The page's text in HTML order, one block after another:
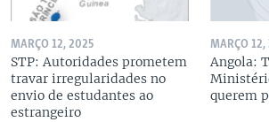
MARÇO 12, 2025
STP: Autoridades prometem
travar irregularidades no
envio de estudantes ao
estrangeiro
MARÇO 12,
Angola:
querem